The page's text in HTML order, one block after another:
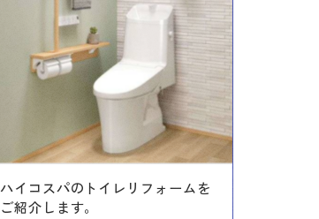
ハイコスパのトイレリフォームを
ご紹介します。